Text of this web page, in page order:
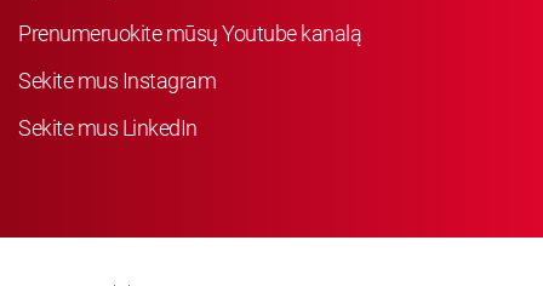
Prenumeruokite mūsų Youtube kanalą
Sekite mus Instagram
Sekite mus LinkedIn